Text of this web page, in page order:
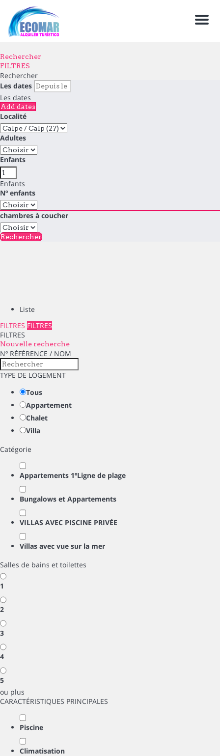
Menu
Rechercher
FILTRES
Rechercher
Les dates
Les dates
Add dates
Localité
Adultes
Enfants
Enfants
Nº enfants
chambres à coucher
Rechercher
Liste
FILTRES FILTRES
FILTRES
Nouvelle recherche
Nº RÉFÉRENCE / NOM
TYPE DE LOGEMENT
Tous
Appartement
Chalet
Villa
Catégorie
Appartements 1ºLigne de plage
Bungalows et Appartements
VILLAS AVEC PISCINE PRIVÉE
Villas avec vue sur la mer
Salles de bains et toilettes
1
2
3
4
5
ou plus
CARACTÉRISTIQUES PRINCIPALES
Piscine
Climatisation